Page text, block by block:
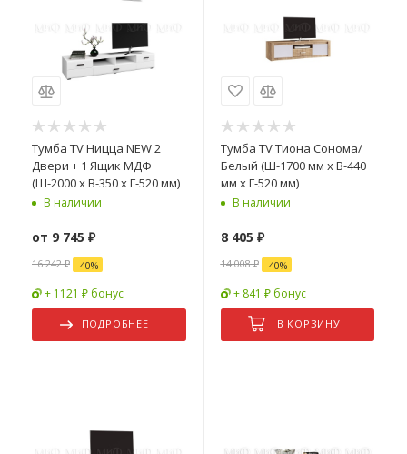
Тумба TV Ницца NEW 2
Двери + 1 Ящик МДФ
(Ш-2000 x В-350 x Г-520 мм)
В наличии
от 9 745 ₽
16 242 ₽ -40%
+ 1121 ₽ бонус
ПОДРОБНЕЕ
Тумба TV Тиона Сонома/
Белый (Ш-1700 мм x В-440
мм x Г-520 мм)
В наличии
8 405 ₽
14 008₽ -40%
+ 841 ₽ бонус
В КОРЗИНУ